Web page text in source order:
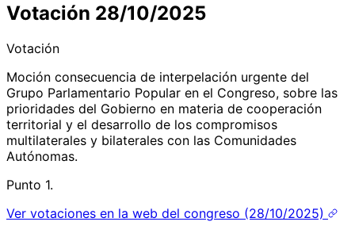
Votación 28/10/2025
Votación
Moción consecuencia de interpelación urgente del
Grupo Parlamentario Popular en el Congreso, sobre las
prioridades del Gobierno en materia de cooperación
territorial y el desarrollo de los compromisos
multilaterales y bilaterales con las Comunidades
Autónomas.
Punto 1.
Ver votaciones en la web del congreso (28/10/2025)